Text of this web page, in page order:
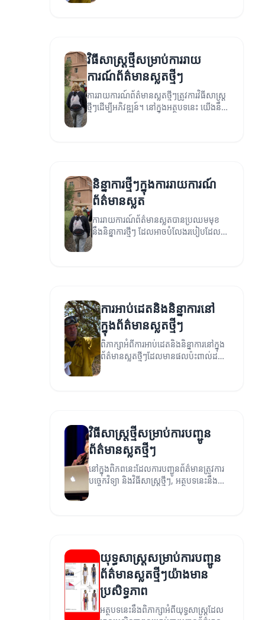
វិធីសាស្ត្រថ្មីសម្រាប់ការរាយ
ការណ៍ព័ត៌មានស្លតថ្មីៗ
ការរាយការណ៍ព័ត៌មានស្លតថ្មីៗត្រូវការវិធីសាស្ត្រ
ថ្មីៗដើម្បីអភិវឌ្ឍន៍។ នៅក្នុងអត្ថបទនេះ យើងនឹង
ស្វែងរកវិធីសាស្ត្រថ្មីៗដែលអាចដោះសោ
និន្នាការថ្មីៗក្នុងការរាយការណ៍
ព័ត៌មានស្លត
ការរាយការណ៍ព័ត៌មានស្លតបានប្រឈមមុខ
នឹងនិន្នាការថ្មីៗ ដែលអាចបំលែងរបៀបដែល
យើងទទួលស្គាល់និងប្រើប្រាស់ព័ត៌មាន។
ការអាប់ដេតនិងនិន្នាការនៅ
ក្នុងព័ត៌មានស្លតថ្មីៗ
ពិភាក្សាអំពីការអាប់ដេតនិងនិន្នាការនៅក្នុង
ព័ត៌មានស្លតថ្មីៗដែលមានផលប៉ះពាល់ដល់
សង្គម។
វិធីសាស្ត្រថ្មីសម្រាប់ការបញ្ជូន
ព័ត៌មានស្លតថ្មីៗ
នៅក្នុងពិភពនេះដែលការបញ្ជូនព័ត៌មានត្រូវការ
បច្ចេកវិទ្យា និងវិធីសាស្ត្រថ្មីៗ, អត្ថបទនេះនឹង
យុទ្ធសាស្ត្រ​សម្រាប់​ការ​បញ្ជូន
ព័ត៌មានស្លតថ្មីៗ​យ៉ាងមាន
ប្រសិទ្ធភាព
អត្ថបទនេះនឹងពិភាក្សាអំពីយុទ្ធសាស្ត្រដែល